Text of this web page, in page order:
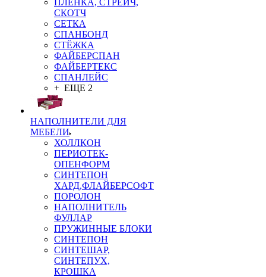
ПЛЁНКА, СТРЕЙЧ,
СКОТЧ
СЕТКА
СПАНБОНД
СТЁЖКА
ФАЙБЕРСПАН
ФАЙБЕРТЕКС
СПАНЛЕЙС
+ ЕЩЕ 2
НАПОЛНИТЕЛИ ДЛЯ
МЕБЕЛИ
ХОЛЛКОН
ПЕРИОТЕК-
ОПЕНФОРМ
СИНТЕПОН
ХАРД,ФЛАЙБЕРСОФТ
ПОРОЛОН
НАПОЛНИТЕЛЬ
ФУЛЛАР
ПРУЖИННЫЕ БЛОКИ
СИНТЕПОН
СИНТЕШАР,
СИНТЕПУХ,
КРОШКА